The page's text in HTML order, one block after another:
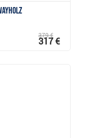
379 €
317 €